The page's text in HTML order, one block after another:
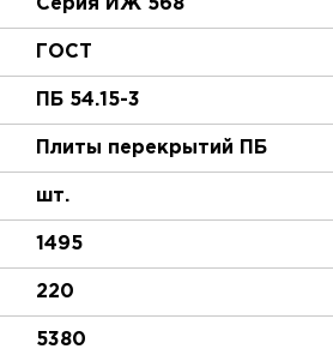
Серия ИЖ 568
ГОСТ
ПБ 54.15-3
Плиты перекрытий ПБ
шт.
1495
220
5380